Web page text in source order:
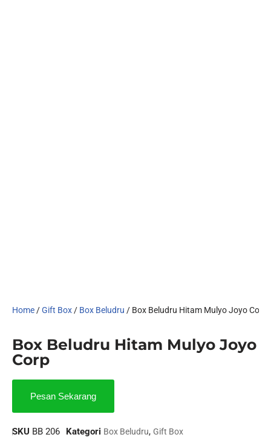
Home/Gift Box/ Box Beludru / Box Beludru Hitam Mulyo Joyo Corp
Box Beludru Hitam Mulyo Joyo
Corp
Pesan Sekarang
SKU BB 206 Kategori Box Beludru, Gift Box